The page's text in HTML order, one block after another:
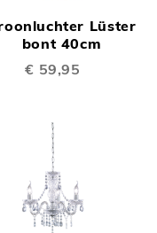
Lüster
bont 40cm
€ 59,95